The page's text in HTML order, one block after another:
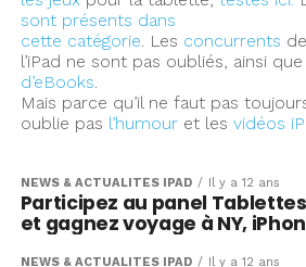
sont présents dans
cette catégorie. Les concurrents de
l’iPad ne sont pas oubliés, ainsi que
d’eBooks.
Mais parce qu’il ne faut pas
oublie pas l’humouret les vidéos
NEWS & ACTUALITÉS IPAD Il y a 12 ans
Participez au panel
et gagnez voyage à NY,
NEWS & ACTUALITÉS IPAD Il y a 12 ans